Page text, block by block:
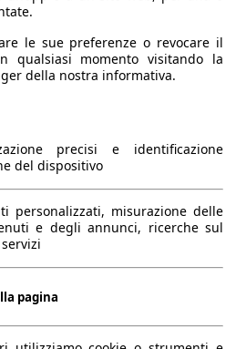
6
300 nm
1499 ccm
Diesel
4380 mm
1450 mm
1895 kg
le sue preferenze o revocare il
qualsiasi momento visitando la
della nostra informativa.
precisi e identificazione
del dispositivo
personalizzati, misurazione delle
e degli annunci, ricerche sul
pagina